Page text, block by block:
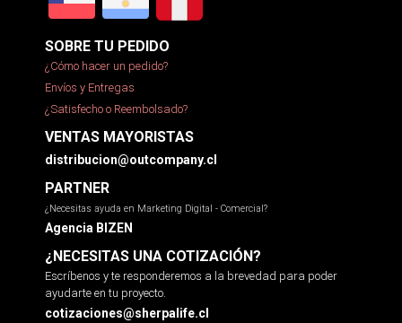
SOBRE TU PEDIDO
¿Cómo hacer un pedido?
Envíos y Entregas
¿Satisfecho o Reembolsado?
VENTAS MAYORISTAS
distribucion@outcompany.cl
PARTNER
¿Necesitas ayuda en Marketing Digital - Comercial?
Agencia BIZEN
¿NECESITAS UNA COTIZACIÓN?
Escríbenos y te responderemos a la brevedad para poder
ayudarte en tu proyecto.
cotizaciones@sherpalife.cl